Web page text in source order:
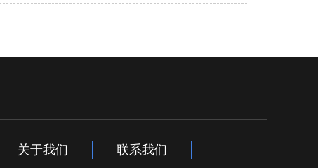
关于我们 联系我们